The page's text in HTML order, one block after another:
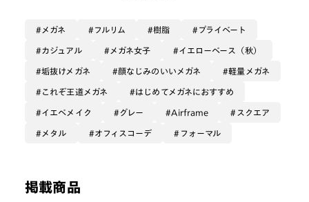
スッキリとした印象にしてくれる
無難で使いやすい形です。
立体の鼻パッドは初回シリコンパッドで
滑りにくく安心
見た目は同じ様なのですが
メガネ フルリム 樹脂 プライベート
カジュアル メガネ女子 イエローベース（秋）
垢抜けメガネ 顔なじみのいいメガネ 軽量メガネ
これぞ王道メガネ はじめてメガネにおすすめ
イエベメイク グレー Airframe スクエア
メタル オフィスコーデ フォーマル
掲載商品